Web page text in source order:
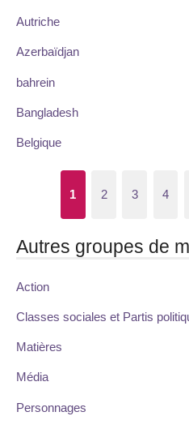
Autriche
Azerbaïdjan
bahrein
Bangladesh
Belgique
1 2 3 4
Autres groupes de
Action
Classes sociales et Partis
Matières
Média
Personnages